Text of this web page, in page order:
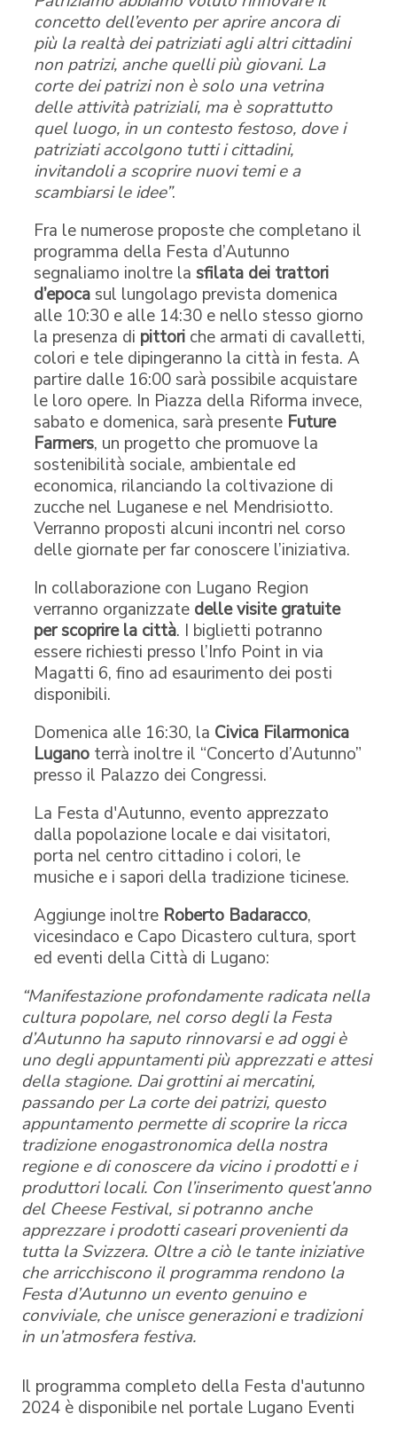
concetto dell’evento per aprire ancora di
più la realtà dei patriziati agli altri cittadini
non patrizi, anche quelli più giovani. La
corte dei patrizi non è solo una vetrina
delle attività patriziali, ma è soprattutto
quel luogo, in un contesto festoso, dove i
patriziati accolgono tutti i cittadini,
invitandoli a scoprire nuovi temi e a
scambiarsi le idee”.
Fra le numerose proposte che completano il
programma della Festa d’Autunno
segnaliamo inoltre la sfilata dei trattori
d’epoca sul lungolago prevista domenica
alle 10:30 e alle 14:30 e nello stesso giorno
la presenza di pittori che armati di cavalletti,
colori e tele dipingeranno la città in festa. A
partire dalle 16:00 sarà possibile acquistare
le loro opere. In Piazza della Riforma invece,
sabato e domenica, sarà presente Future
Farmers, un progetto che promuove la
sostenibilità sociale, ambientale ed
economica, rilanciando la coltivazione di
zucche nel Luganese e nel Mendrisiotto.
Verranno proposti alcuni incontri nel corso
delle giornate per far conoscere l’iniziativa.
In collaborazione con Lugano Region
verranno organizzate delle visite gratuite
per scoprire la città. I biglietti potranno
essere richiesti presso l’Info Point in via
Magatti 6, fino ad esaurimento dei posti
disponibili.
Domenica alle 16:30, la Civica Filarmonica
Lugano terrà inoltre il “Concerto d’Autunno”
presso il Palazzo dei Congressi.
La Festa d'Autunno, evento apprezzato
dalla popolazione locale e dai visitatori,
porta nel centro cittadino i colori, le
musiche e i sapori della tradizione ticinese.
Aggiunge inoltre Roberto Badaracco,
vicesindaco e Capo Dicastero cultura, sport
ed eventi della Città di Lugano:
“Manifestazione profondamente radicata nella
cultura popolare, nel corso degli la Festa
d’Autunno ha saputo rinnovarsi e ad oggi è
uno degli appuntamenti più apprezzati e attesi
della stagione. Dai grottini ai mercatini,
passando per La corte dei patrizi, questo
appuntamento permette di scoprire la ricca
tradizione enogastronomica della nostra
regione e di conoscere da vicino i prodotti e i
produttori locali. Con l’inserimento quest’anno
del Cheese Festival, si potranno anche
apprezzare i prodotti caseari provenienti da
tutta la Svizzera. Oltre a ciò le tante iniziative
che arricchiscono il programma rendono la
Festa d’Autunno un evento genuino e
conviviale, che unisce generazioni e tradizioni
in un’atmosfera festiva.
Il programma completo della Festa d'autunno
2024 è disponibile nel portale Lugano Eventi